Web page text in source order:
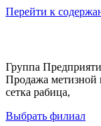
Перейти к
Группа
Продажа метизной
сетка рабица,
Выбрать филиал